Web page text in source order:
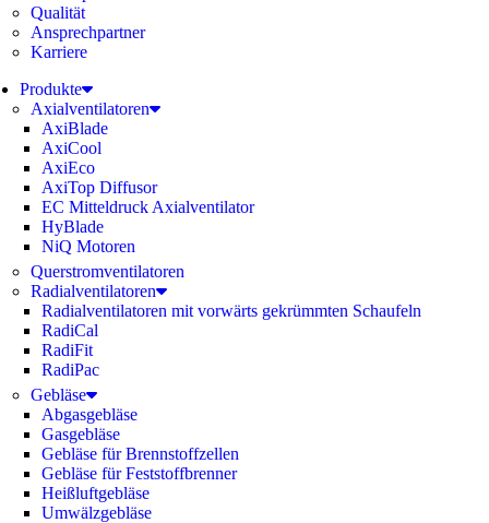
Qualität
Ansprechpartner
Karriere
Produkte
Axialventilatoren
AxiBlade
AxiCool
AxiEco
AxiTop Diffusor
EC Mitteldruck Axialventilator
HyBlade
NiQ Motoren
Querstromventilatoren
Radialventilatoren
Radialventilatoren mit vorwärts gekrümmten Schaufeln
RadiCal
RadiFit
RadiPac
Gebläse
Abgasgebläse
Gasgebläse
Gebläse für Brennstoffzellen
Gebläse für Feststoffbrenner
Heißluftgebläse
Umwälzgebläse